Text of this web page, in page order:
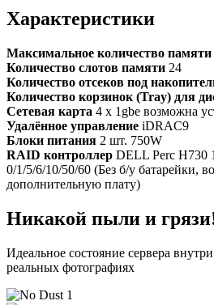
Характеристики
Максимальное количество памяти
Количество слотов памяти 24
Количество отсеков под
Количество корзинок (Tray) для
Сетевая карта 4 x 1gbe возможна
Удалённое управление iDRAC9
Блоки питания 2 шт. 750W
RAID контроллер DELL Perc H730
0/1/5/6/10/50/60 (Без б/у батарейки,
дополнительную плату)
Никакой пыли и
Идеальное состояние сервера
реальных фотографиях